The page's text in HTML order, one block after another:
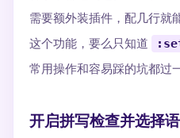
需要额外装插件，配几行就
这个功能，要么只知道
常用操作和容易踩的坑都过
开启拼写检查并选择